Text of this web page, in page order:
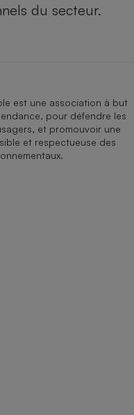
du secteur.
est une association à but
pour défendre les
et promouvoir une
et respectueuse des